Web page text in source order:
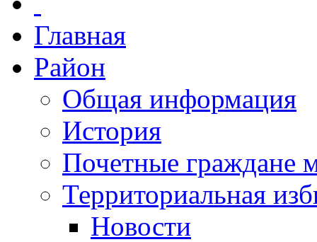
Главная
Район
Общая информация
История
Почетные граждане
Территориальная
Новости